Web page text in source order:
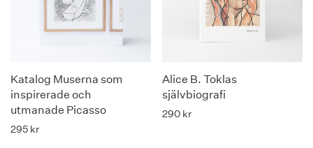
Katalog Muserna som
inspirerade och
utmanade Picasso
295 kr
Alice B. Toklas
självbiografi
290 kr